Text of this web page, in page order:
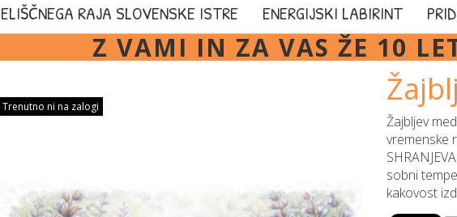
RAJA SLOVENSKE ISTRE
ENERGIJSKI LABIRINT
Z VAMI IN ZA VAS ŽE 10
Trenutno ni na zalogi
Žajbljev
vremenske
sobni
kakovost